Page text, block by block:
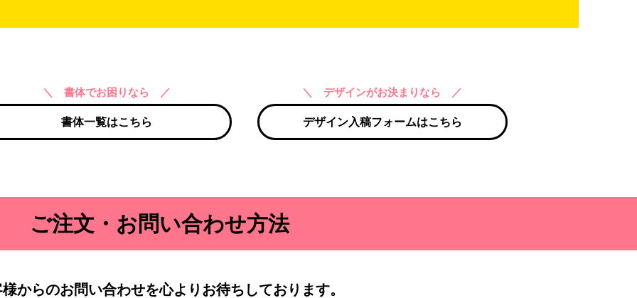
＼ 書体でお困りなら ／
書体一覧はこちら
＼ デザインがお決まりなら ／
デザイン入稿フォームはこちら
ご注文・お問い合わせ方法
からのお問い合わせを心よりお待ちしております。